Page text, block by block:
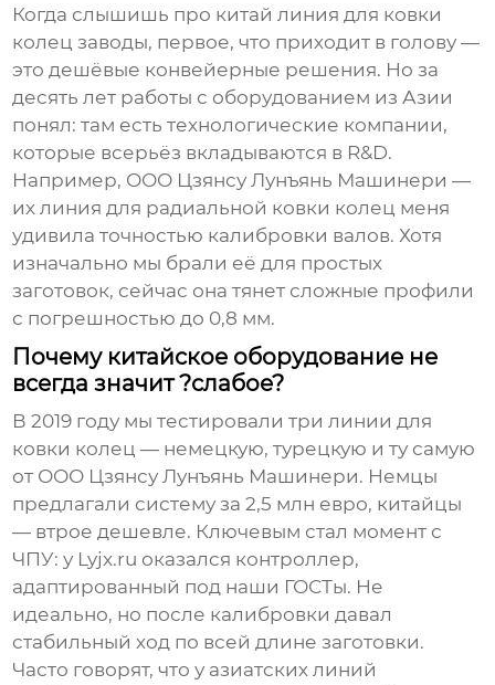
Когда слышишь про китай линия для ковки
колец заводы, первое, что приходит в голову —
это дешёвые конвейерные решения. Но за
десять лет работы с оборудованием из Азии
понял: там есть технологические компании,
которые всерьёз вкладываются в R&D.
Например, ООО Цзянсу Лунъянь Машинери —
их линия для радиальной ковки колец меня
удивила точностью калибровки валов. Хотя
изначально мы брали её для простых
заготовок, сейчас она тянет сложные профили
с погрешностью до 0,8 мм.
Почему китайское оборудование не
всегда значит ?слабое?
В 2019 году мы тестировали три линии для
ковки колец — немецкую, турецкую и ту самую
от ООО Цзянсу Лунъянь Машинери. Немцы
предлагали систему за 2,5 млн евро, китайцы
— втрое дешевле. Ключевым стал момент с
ЧПУ: у Lyjx.ru оказался контроллер,
адаптированный под наши ГОСТы. Не
идеально, но после калибровки давал
стабильный ход по всей длине заготовки.
Часто говорят, что у азиатских линий